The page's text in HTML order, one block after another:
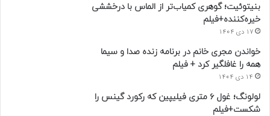
بنیتوئیت؛ گوهری کمیاب‌تر از الماس با درخششی
خیره‌کننده+فیلم
17 دی 1404
خواندن مجری خانم در برنامه زنده صدا و سیما
همه را غافلگیر کرد + فیلم
14 دی 1404
لولونگ؛ غول ۶ متری فیلیپین که رکورد گینس را
شکست+فیلم